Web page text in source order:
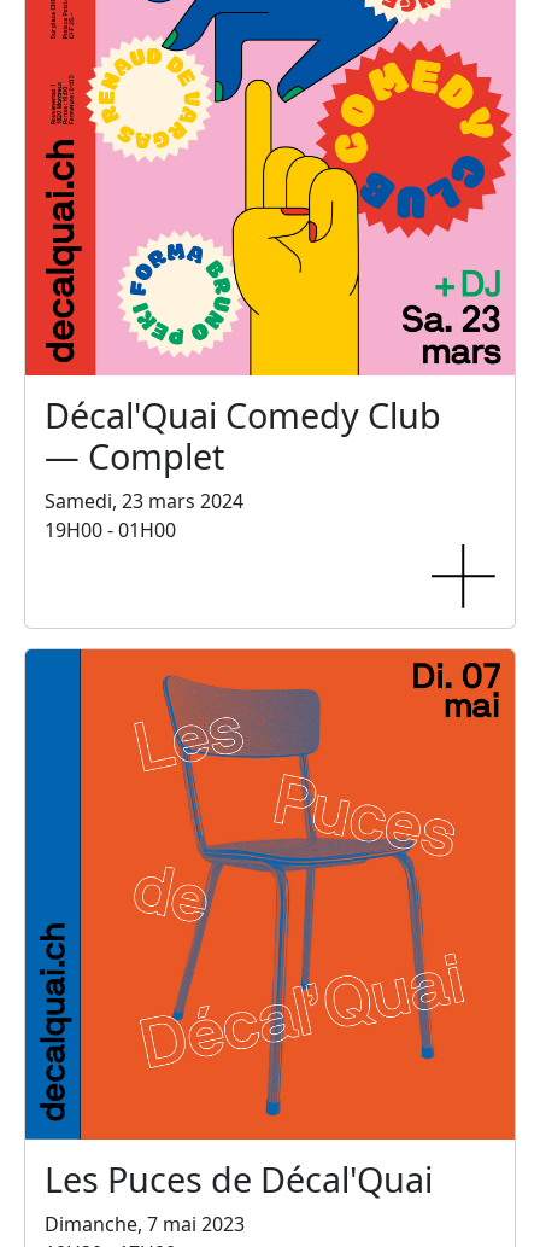
Décal'Quai Comedy Club
— Complet
Samedi, 23 mars 2024
19H00 - 01H00
Les Puces de Décal'Quai
Dimanche, 7 mai 2023